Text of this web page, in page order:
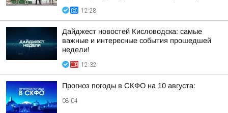
12:28
Дайджест новостей Кисловодска: самые
важные и интересные события прошедшей
недели!
12:32
Прогноз погоды в СКФО на 10 августа:
08:04